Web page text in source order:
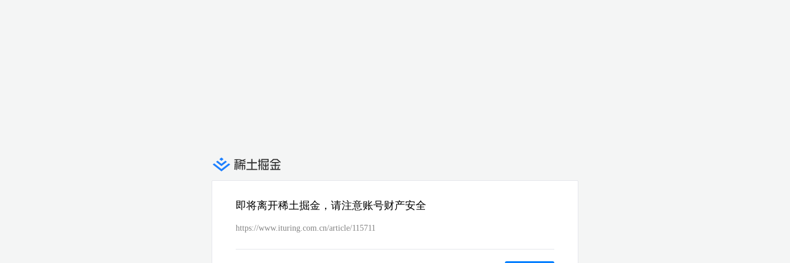
即将离开稀土掘金，请注意账号财产安全
https://www.ituring.com.cn/article/115711